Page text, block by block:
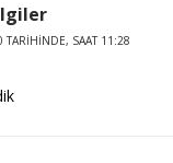
SAAT 11:28